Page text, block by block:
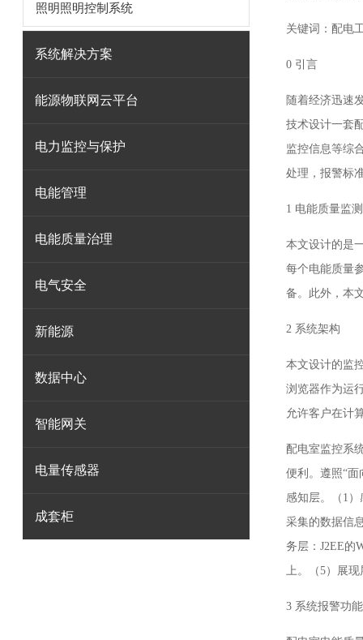
照明照明控制系统
系统解决方案
能源物联网云平台
电力监控与保护
电能管理
电能质量治理
电气安全
新能源
数据中心
智能网关
电量传感器
成套柜
关键词：配电
0 引言
随着经济迅速
技术设计一套
监控信息等综
处理，报警标
1 电能质量监
本文设计的是
每个电能质量
备。此外，本
2 系统架构
本文设计的监
浏览器作为运
允许客户在计
配电室监控系
便利。遵照“
感知层。（1
采集的数据信
务层：J2EE的
上。（5）展
3 系统报警功能